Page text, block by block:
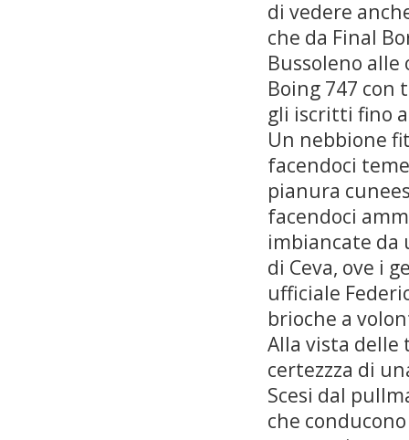
di vedere
che da Final
Bussoleno
Boing 747
gli iscritti fino
Un nebbione
facendoci
pianura
facendoci
imbiancate da
di Ceva, ove i
ufficiale
brioche a
Alla vista delle
certezzza di
Scesi dal
che